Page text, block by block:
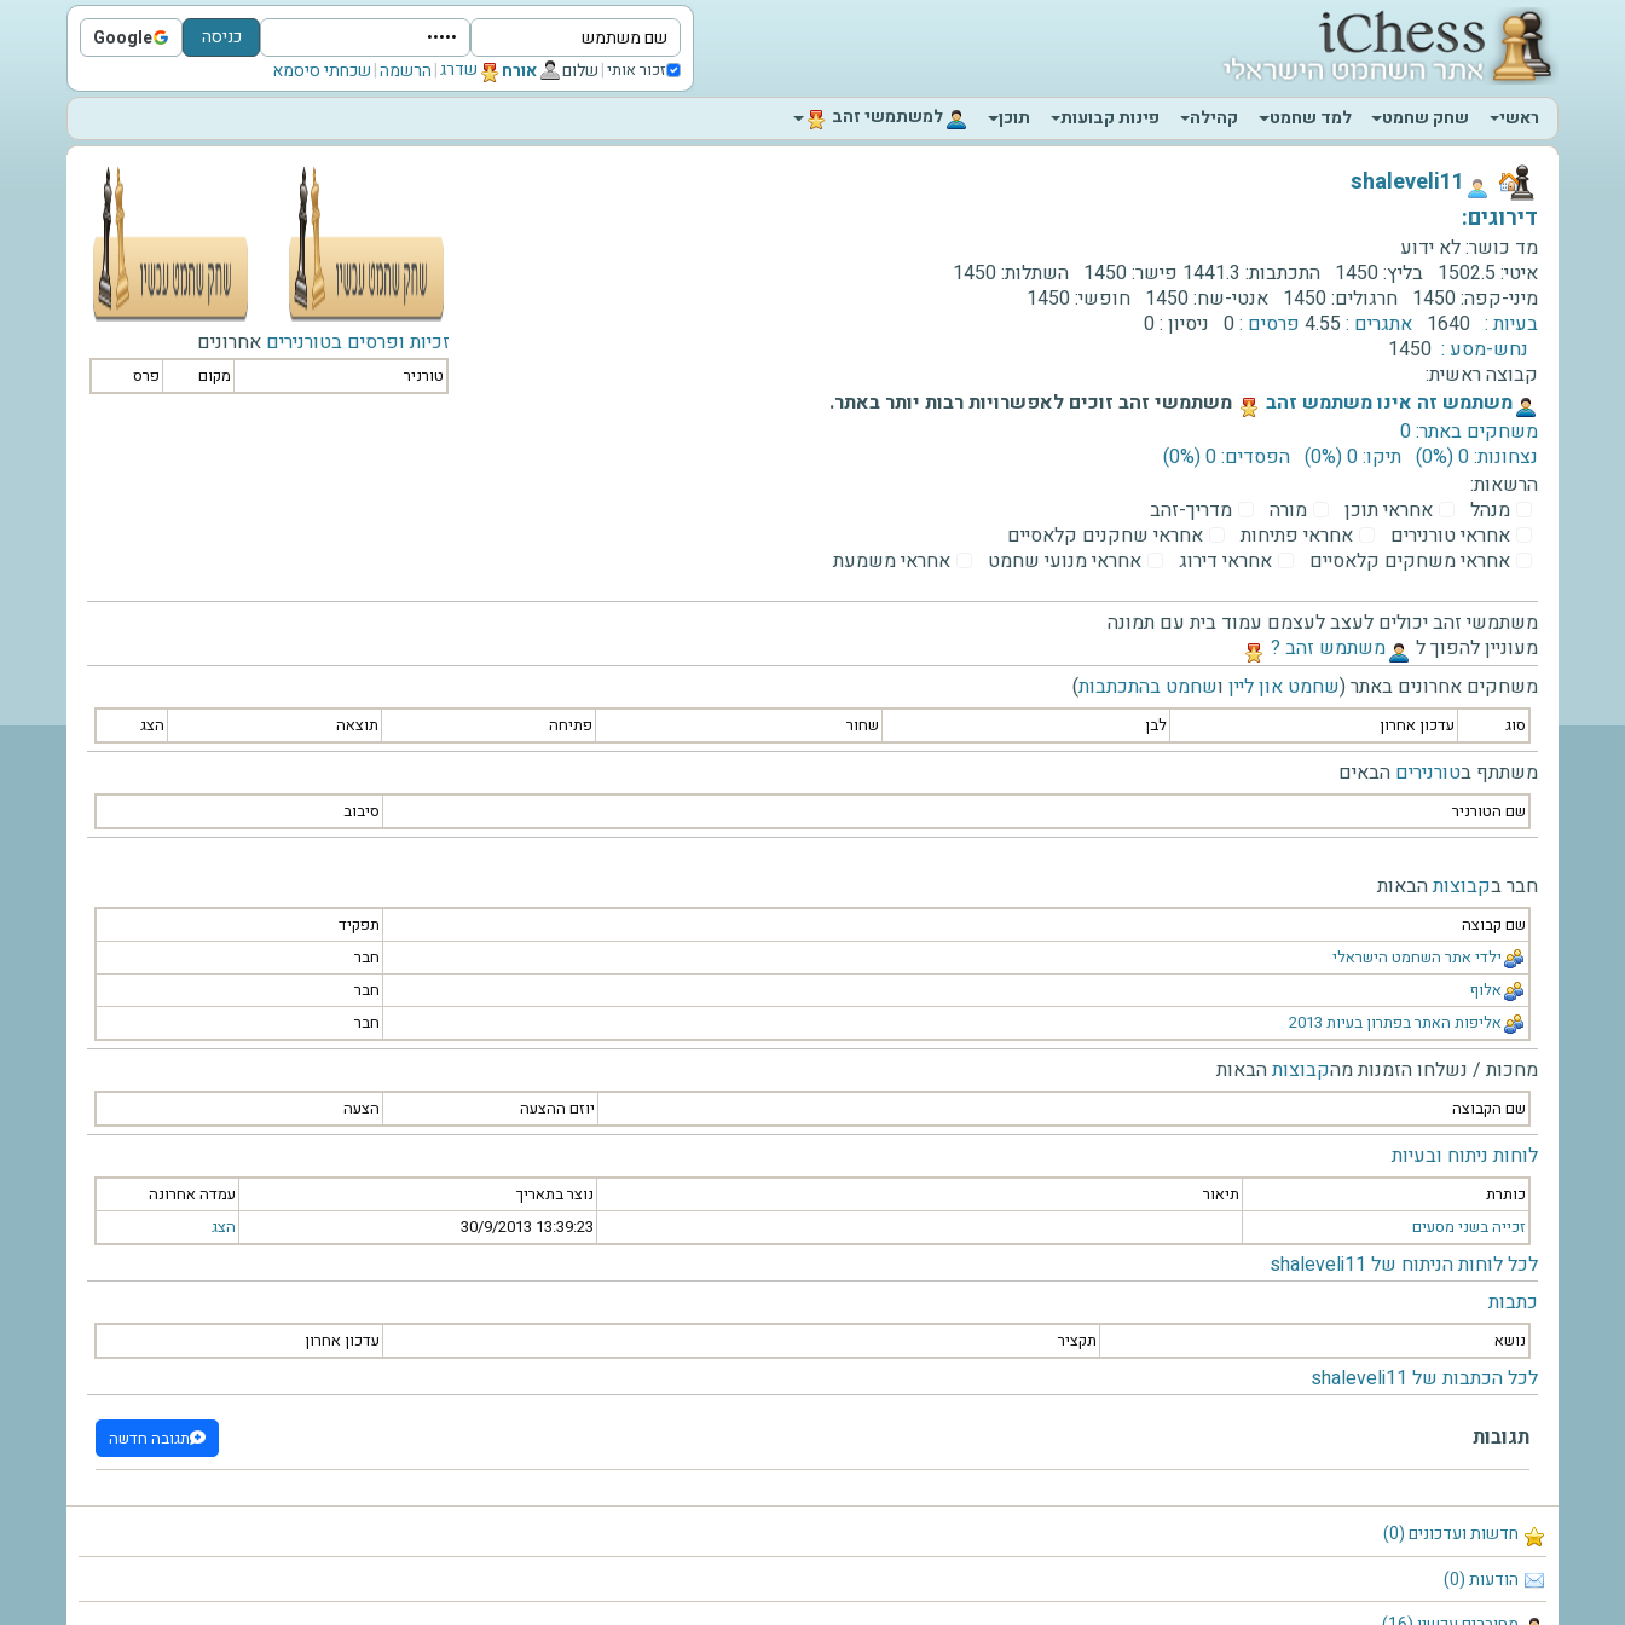
כניסה Google
Sign in with Google
זכור אותי|שלום ‫אורח‬ שדרג|הרשמה|שכחתי סיסמא
ראשי
שחק שחמט למד שחמט קהילה פינות קבועות תוכן ‫למשתמשי זהב‬
חדשות ועדכונים (0)
הודעות (0)
זכיות ופרסים בטורנירים אחרונים
טורניר מקום פרס
‫shaleveli11‬
דירוגים:
מד כושר:לא ידוע
איטי: 1502.5 בליץ:1450 התכתבות: 1441.3 פישר:1450 השתלות:1450
מיני-קפה:1450 חרגולים:1450 אנטי-שח:1450 חופשי:1450
בעיות : 1640 אתגרים : 4.55 פרסים :0 ניסיון :0
נחש-מסע : 1450
קבוצה ראשית:
‫משתמש זה אינו משתמש זהב‬
משתמשי זהב זוכים לאפשרויות רבות יותר באתר.
משחקים באתר: 0
נצחונות: 0 ‫(0%)‬
תיקו: 0 ‫(0%)‬
הפסדים: 0 ‫(0%)‬
הרשאות:
מנהל
אחראי תוכן מורה
מדריך-זהב
אחראי טורנירים
אחראי פתיחות
אחראי שחקנים קלאסיים
אחראי משחקים קלאסיים
אחראי דירוג אחראי מנועי שחמט אחראי משמעת
משתמשי זהב יכולים לעצב לעצמם עמוד בית עם תמונה
מעוניין להפוך ל
‫משתמש זהב ?‬
משחקים אחרונים באתר (שחמט און ליין ושחמט בהתכתבות)
סוג עדכון אחרון לבן שחור פתיחה תוצאה הצג
משתתף בטורנירים הבאים
שם הטורניר סיבוב
חבר בקבוצותהבאות
שם קבוצה
תפקיד
ילדי אתר השחמט הישראלי
חבר
אלוף
חבר
אליפות האתר בפתרון בעיות 2013
חבר
מחכות / נשלחו הזמנות מהקבוצותהבאות
שם הקבוצה יוזם ההצעה הצעה
לוחות ניתוח ובעיות
כותרת תיאור נוצר בתאריך
עמדה אחרונה
זכייה בשני מסעים
‫30/9/2013 13:39:23‬ הצג
לכל לוחות הניתוח של shaleveli11
כתבות
נושא תקציר עדכון אחרון
לכל הכתבות של shaleveli11
תגובות תגובה חדשה